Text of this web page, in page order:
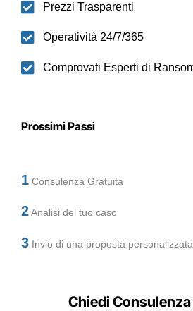
Prezzi Trasparenti
Operatività 24/7/365
Comprovati Esperti di
Prossimi Passi
1 Consulenza Gratuita
2Analisi del tuo caso
3 Invio di una proposta personalizzata
Chiedi